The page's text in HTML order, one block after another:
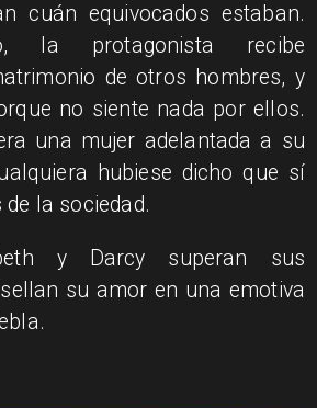
cuán equivocados estaban.
la protagonista recibe
de otros hombres, y
no siente nada por ellos.
una mujer adelantada a su
hubiese dicho que sí
la sociedad.
y Darcy superan sus
su amor en una emotiva